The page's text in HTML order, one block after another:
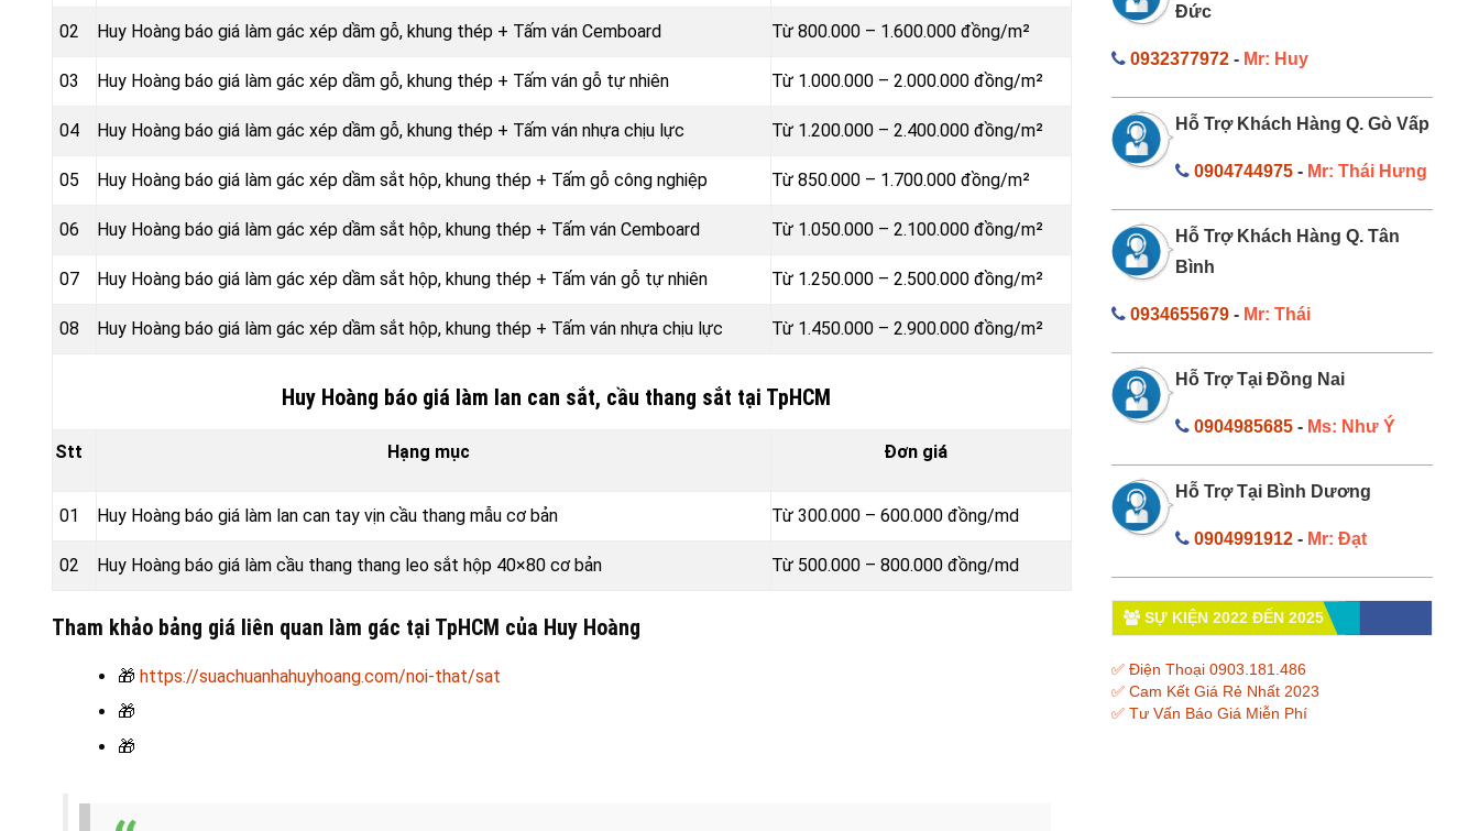
02 Huy Hoàng báo giá làm gác xép dầm gỗ, khung thép + Tấm ván Cemboard Từ 800.000 – 1.600.000 đồng/m²
03 Huy Hoàng báo giá làm gác xép dầm gỗ, khung thép + Tấm ván gỗ tự nhiên Từ 1.000.000 – 2.000.000 đồng/m²
04 Huy Hoàng báo giá làm gác xép dầm gỗ, khung thép + Tấm ván nhựa chịu lực Từ 1.200.000 – 2.400.000 đồng/m²
05 Huy Hoàng báo giá làm gác xép dầm sắt hộp, khung thép + Tấm gỗ công nghiệp Từ 850.000 – 1.700.000 đồng/m²
06 Huy Hoàng báo giá làm gác xép dầm sắt hộp, khung thép + Tấm ván Cemboard Từ 1.050.000 – 2.100.000 đồng/m²
07 Huy Hoàng báo giá làm gác xép dầm sắt hộp, khung thép + Tấm ván gỗ tự nhiên Từ 1.250.000 – 2.500.000 đồng/m²
08 Huy Hoàng báo giá làm gác xép dầm sắt hộp, khung thép + Tấm ván nhựa chịu lực Từ 1.450.000 – 2.900.000 đồng/m²
Huy Hoàng báo giá làm lan can sắt, cầu thang sắt tại TpHCM
Stt Hạng mục Đơn giá
01 Huy Hoàng báo giá làm lan can tay vịn cầu thang mẫu cơ bản Từ 300.000 – 600.000 đồng/md
02 Huy Hoàng báo giá làm cầu thang thang leo sắt hộp 40×80 cơ bản Từ 500.000 – 800.000 đồng/md
Tham khảo bảng giá liên quan làm gác tại TpHCM của Huy Hoàng
🎁 https://suachuanhahuyhoang.com/noi-that/sat
🎁
🎁
Đức
0932377972- Mr: Huy
Hỗ Trợ Khách Hàng Q. Gò Vấp
0904744975 - Mr: Thái Hưng
Hỗ Trợ Khách Hàng Q. Tân
Bình
0934655679- Mr: Thái
Hỗ Trợ Tại Đồng Nai
0904985685 - Ms: Như Ý
Hỗ Trợ Tại Bình Dương
0904991912 - Mr: Đạt
SỰ KIỆN 2022 ĐẾN 2025
✅ Điện Thoại 0903.181.486
✅ Cam Kết Giá Rẻ Nhất 2023
✅ Tư Vấn Báo Giá Miễn Phí